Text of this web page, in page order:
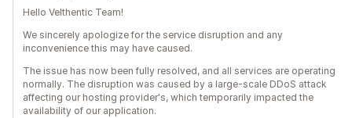
Hello Velthentic Team!
We sincerely apologize for the service disruption and any
inconvenience this may have caused.
The issue has now been fully resolved, and all services are operating
normally. The disruption was caused by a large-scale DDoS attack
affecting our hosting provider's, which temporarily impacted the
availability of our application.